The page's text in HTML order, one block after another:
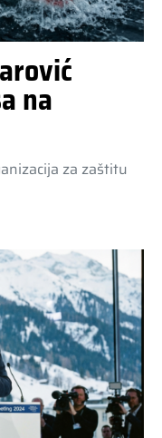
na
za zaštitu